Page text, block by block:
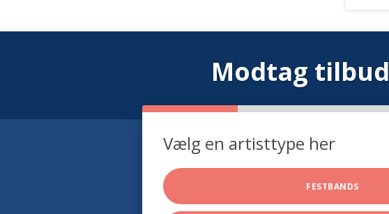
Modtag tilbud
Vælg en artisttype her
FESTBANDS